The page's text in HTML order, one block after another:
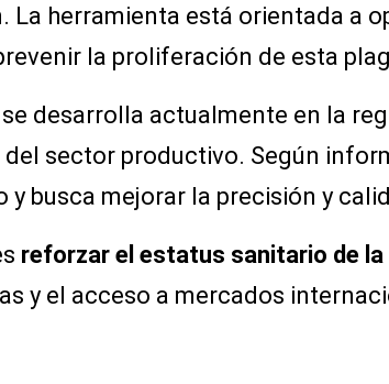
La herramienta está orientada a
la proliferación de esta
desarrolla actualmente en la
sector productivo. Según
y busca mejorar la precisión y
reforzar el estatus sanitario de la
y el acceso a mercados